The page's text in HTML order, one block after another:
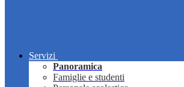
Servizi
Panoramica
Famiglie e studenti